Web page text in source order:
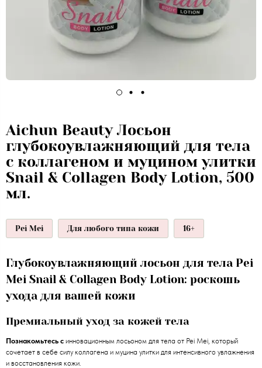
Aichun Beauty Лосьон
глубокоувлажняющий для тела
с коллагеном и муцином улитки
Snail & Collagen Body Lotion, 500
мл.
Pei Mei Для любого типа кожи 16+
Глубокоувлажняющий лосьон для тела Pei
Mei Snail & Collagen Body Lotion: роскошь
ухода для вашей кожи
Премиальный уход за кожей тела
Познакомьтесь с инновационным лосьоном для тела от Pei Mei, который
сочетает в себе силу коллагена и муцина улитки для интенсивного увлажнения
и восстановления кожи.